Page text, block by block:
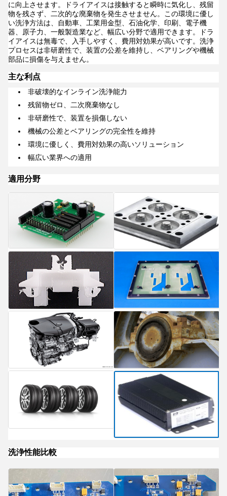
に向上させます。ドライアイスは接触すると瞬時に気化し、残留
物を残さず、二次的な廃棄物を発生させません。この環境に優し
い洗浄方法は、自動車、工業用金型、石油化学、印刷、電子機
器、原子力、一般製造業など、幅広い分野で適用できます。ドラ
イアイスは無毒で、入手しやすく、費用対効果が高いです。洗浄
プロセスは非研磨性で、装置の公差を維持し、ベアリングや機械
部品に損傷を与えません。
主な利点
非破壊的なインライン洗浄能力
残留物ゼロ、二次廃棄物なし
非研磨性で、装置を損傷しない
機械の公差とベアリングの完全性を維持
環境に優しく、費用対効果の高いソリューション
幅広い業界への適用
適用分野
洗浄性能比較